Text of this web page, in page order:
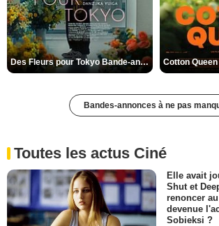
Des Fleurs pour Tokyo Bande-annonce VO STFR
Bandes-annonces à ne pas
Toutes les actus Ciné
Elle avait
Shut et
renoncer
devenue
Sobieksi ?